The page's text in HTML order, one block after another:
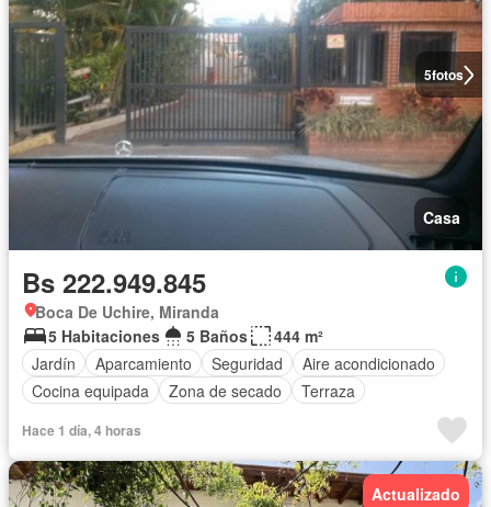
5fotos
Casa
Bs 222.949.845
Boca De Uchire, Miranda
5 Habitaciones
5 Baños
444 m²
Jardín
Aparcamiento Seguridad
Aire acondicionado
Cocina equipada
Zona de secado Terraza
Hace 1 día, 4 horas
Actualizado